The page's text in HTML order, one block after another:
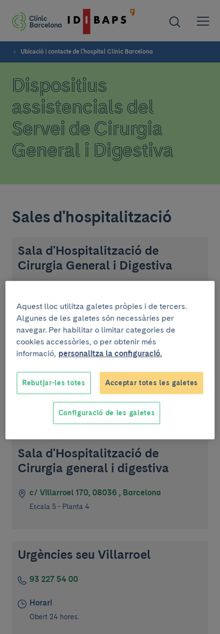
Ubicació i contacte de l'hospital Clínic Barcelona
Dispositius
assistencials del
Servei de Cirurgia
General i Digestiva
Sales d'hospitalització
Sala d'Hospitalització de
Cirurgia General i Digestiva
Escala 9 - Planta 4
Cures Intensives i Intermèdies de
c/ Villarroel 170, 08036 , Barcelona
Escala 7 - Planta 3
Sala d'Hospitalització de
Cirurgia general i digestiva
c/ Villarroel 170, 08036 , Barcelona
Escala 5 - Planta 4
Urgències seu Villarroel
93 227 54 00
Horari
Obert 24 hores.
Aquest lloc utilitza galetes pròpies i de tercers.
Algunes de les galetes són necessàries per
navegar. Per habilitar o limitar categories de
cookies accessòries, o per obtenir més
informació, personalitza la configuració.
Rebutjar-les totes Acceptar totes les galetes
Configuració de les galetes